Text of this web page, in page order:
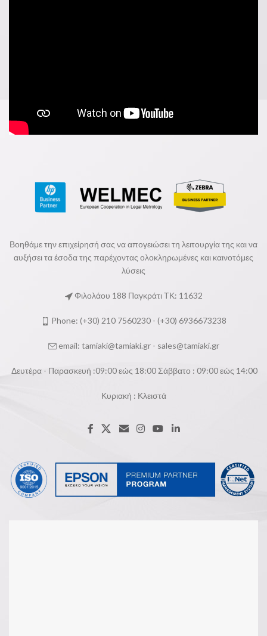
Βοηθάμε την επιχείρησή σας να απογειώσει τη λειτουργία της και να
αυξήσει τα έσοδα της παρέχοντας ολοκληρωμένες και καινοτόμες
λύσεις
Φιλολάου 188 Παγκράτι ΤΚ: 11632
Phone: (+30) 210 7560230 - (+30) 6936673238
email: tamiaki@tamiaki.gr- sales@tamiaki.gr
Δευτέρα - Παρασκευή :09:00 εώς 18:00 Σάββατο : 09:00 εώς 14:00
Κυριακή : Κλειστά